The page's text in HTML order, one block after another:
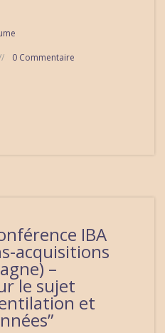
0 Commentaire
IBA
acquisitions
–
le sujet
et